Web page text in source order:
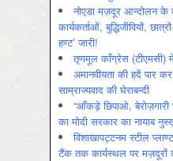
नोएडा मज़दूर आन्दोलन के
कार्यकर्ताओं, बुद्धिजीवियों,
हण्ट’ जारी!
तृणमूल काँग्रेस (टीएमसी)
अमानवीयता की हदें पार
साम्राज्यवाद की घेराबन्दी
“आँकड़े छिपाओ,
का मोदी सरकार का नायाब
विशाखापट्टनम स्टील
टैंक तक कार्यस्थल पर मज़दूरों